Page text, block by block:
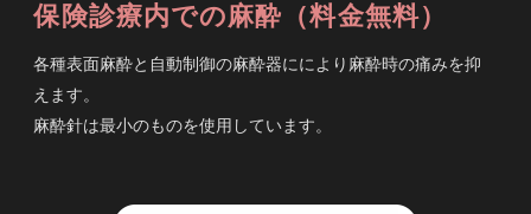
保険診療内での麻酔（料金無料）
各種表面麻酔と自動制御の麻酔器ににより麻酔時の痛みを抑
えます。
麻酔針は最小のものを使用しています。